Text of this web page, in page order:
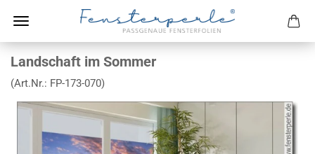
Landschaft im Sommer
(Art.Nr.: FP-173-070)